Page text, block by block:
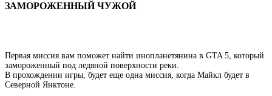
ЗАМОРОЖЕННЫЙ ЧУЖОЙ
Первая миссия вам поможет найти инопланетянина в GTA 5, который
замороженный под ледяной поверхности реки.
В прохождении игры, будет еще одна миссия, когда Майкл будет в
Северной Янктоне.